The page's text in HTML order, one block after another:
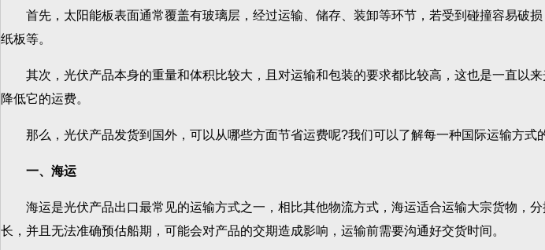
首先，太阳能板表面通常覆盖有玻璃层，经过运输、储存、装卸等环节，若受到碰撞容易破损
纸板等。
其次，光伏产品本身的重量和体积比较大，且对运输和包装的要求都比较高，这也是一直以
降低它的运费。
那么，光伏产品发货到国外，可以从哪些方面节省运费呢?我们可以了解每一种国际运输方式
一、海运
海运是光伏产品出口最常见的运输方式之一，相比其他物流方式，海运适合运输大宗货物，
长，并且无法准确预估船期，可能会对产品的交期造成影响，运输前需要沟通好交货时间。